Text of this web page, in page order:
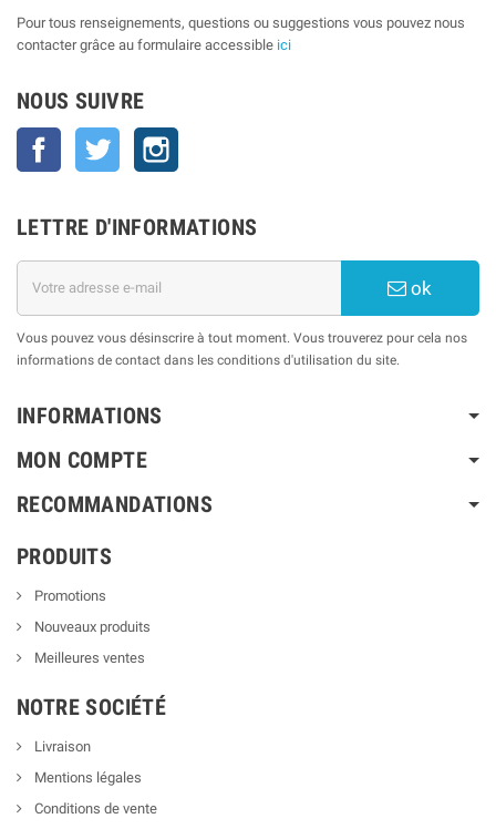
Pour tous renseignements, questions ou suggestions vous pouvez nous
contacter grâce au formulaire accessible ici
NOUS SUIVRE
Facebook Twitter
LETTRE D'INFORMATIONS
ok
Vous pouvez vous désinscrire à tout moment. Vous trouverez pour cela nos
informations de contact dans les conditions d'utilisation du site.
INFORMATIONS
MON COMPTE
RECOMMANDATIONS
PRODUITS
Promotions
Nouveaux produits
Meilleures ventes
NOTRE SOCIÉTÉ
Livraison
Mentions légales
Conditions de vente